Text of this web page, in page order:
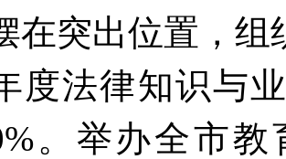
在突出位置，组
度法律知识与
。举办全市